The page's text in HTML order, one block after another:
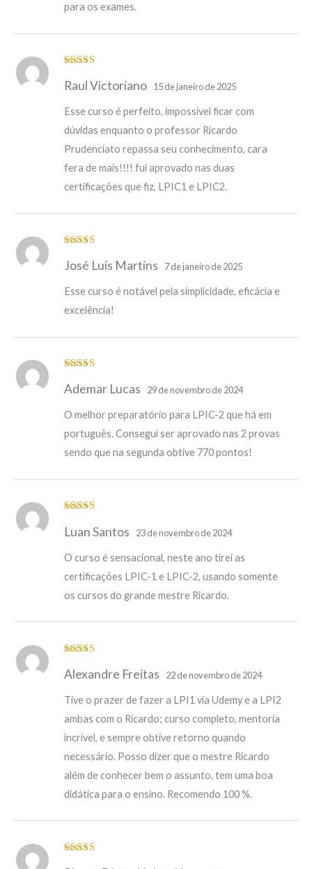
para os exames.
de 5
Raul Victoriano 15 de janeiro de 2025
Esse curso é perfeito, impossível ficar com
dúvidas enquanto o professor Ricardo
Prudenciato repassa seu conhecimento, cara
fera de mais!!!! fui aprovado nas duas
certificações que fiz, LPIC1 e LPIC2.
de 5
José Luís Martins 7 de janeiro de 2025
Esse curso é notável pela simplicidade, eficácia e
excelência!
de 5
Ademar Lucas 29 de novembro de 2024
O melhor preparatório para LPIC-2 que há em
português. Consegui ser aprovado nas 2 provas
sendo que na segunda obtive 770 pontos!
de 5
Luan Santos 23 de novembro de 2024
O curso é sensacional, neste ano tirei as
certificações LPIC-1 e LPIC-2, usando somente
os cursos do grande mestre Ricardo.
de 5
Alexandre Freitas 22 de novembro de 2024
Tive o prazer de fazer a LPI1 via Udemy e a LPI2
ambas com o Ricardo; curso completo, mentoria
incrível, e sempre obtive retorno quando
necessário. Posso dizer que o mestre Ricardo
além de conhecer bem o assunto, tem uma boa
didática para o ensino. Recomendo 100 %.